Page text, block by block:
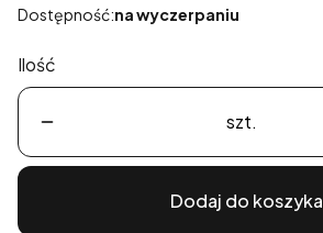
Dostępność:na wyczerpaniu
Ilość
szt.
Dodaj do koszyka